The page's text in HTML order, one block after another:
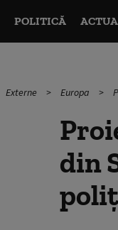
POLITICĂ
Externe Europa
din